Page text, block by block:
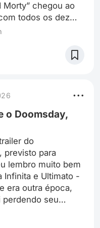
vale. E em termos
superior
nenhuma.
de novos
vão ser muito
Mas não vejo um
Morty” chegou ao
todos os dez
Max, podemos
para mim é a
temporada ruim,
o Doomsday,
do
previsto para
lembro muito bem
Infinita e Ultimato -
era outra época,
seu
o abismo que
2018/19 e hoje